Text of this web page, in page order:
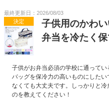
最終更新日：2026/08/03
決定
子供用のかわ
弁当を冷たく
子供がお弁当必須の学校に通って
バッグを保冷力の高いものにした
なくても大丈夫です。しっかりと
のを教えてください！